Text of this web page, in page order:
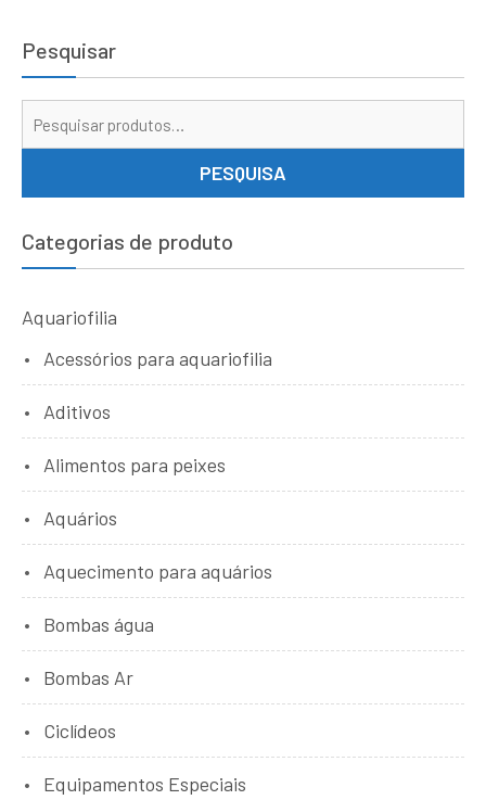
Pesquisar
PESQUISA
Categorias de produto
Aquariofilia
Acessórios para aquariofilia
Aditivos
Alimentos para peixes
Aquários
Aquecimento para aquários
Bombas água
Bombas Ar
Ciclídeos
Equipamentos Especiais